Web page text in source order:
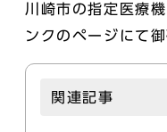
川崎市の指定医療
ンクのページにて
関連記事